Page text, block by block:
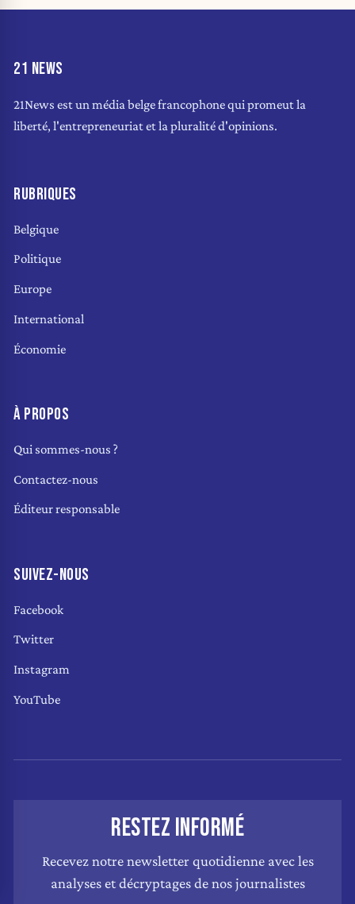
21 NEWS
21News est un média belge francophone qui promeut la
liberté, l'entrepreneuriat et la pluralité d'opinions.
RUBRIQUES
Belgique
Politique
Europe
International
Économie
À PROPOS
Qui sommes-nous ?
Contactez-nous
Éditeur responsable
SUIVEZ-NOUS
Facebook
Twitter
Instagram
YouTube
RESTEZ INFORMÉ
Recevez notre newsletter quotidienne avec les
analyses et décryptages de nos journalistes